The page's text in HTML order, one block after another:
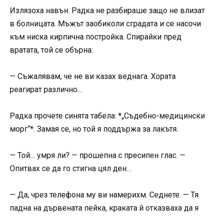
Излязоха навън. Радка не разбираше защо не влизат
в болницата. Мъжът заобиколи сградата и се насочи
към ниска кирпична постройка. Спирайки пред
вратата, той се обърна:
— Съжалявам, че не ви казах веднага. Хората
реагират различно…
Радка прочете синята табела: *„Съдебно-медицински
морг“*. Замая се, но той я поддържа за лакътя.
— Той… умря ли? — прошепна с пресипен глас. —
Опитвах се да го стигна цял ден…
— Да, чрез телефона му ви намерихм. Седнете. — Тя
падна на дървената пейка, краката й отказваха да я